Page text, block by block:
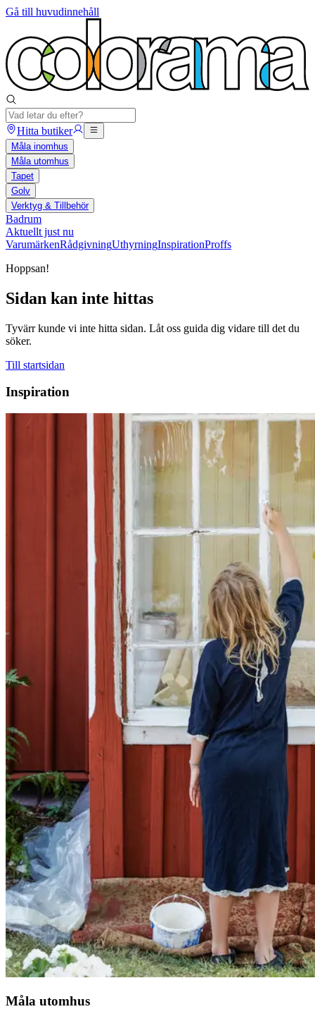
Gå till huvudinnehåll
Hitta butiker
Måla inomhus
Måla utomhus
Tapet
Golv
Verktyg & Tillbehör
Badrum
Aktuellt just nu
VarumärkenRådgivningUthyrningInspirationProffs
Hoppsan!
Sidan kan inte hittas
Tyvärr kunde vi inte hitta sidan. Låt oss guida dig vidare till det du
söker.
Till startsidan
Inspiration
Måla utomhus